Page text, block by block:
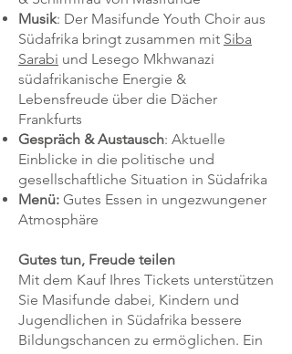
Musik: Der Masifunde Youth Choir aus
Südafrika bringt zusammen mit Siba
Sarabi und Lesego Mkhwanazi
südafrikanische Energie &
Lebensfreude über die Dächer
Frankfurts
Gespräch & Austausch: Aktuelle
Einblicke in die politische und
gesellschaftliche Situation in Südafrika
Menü: Gutes Essen in ungezwungener
Atmosphäre
Gutes tun, Freude teilen
Mit dem Kauf Ihres Tickets unterstützen
Sie Masifunde dabei, Kindern und
Jugendlichen in Südafrika bessere
Bildungschancen zu ermöglichen. Ein